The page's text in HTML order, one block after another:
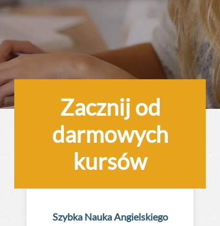
Zacznij od
darmowych
kursów
Szybka NaukaAngielskiego